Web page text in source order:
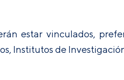
estar vinculados,
Institutos de